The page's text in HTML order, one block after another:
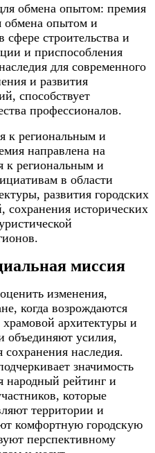
обмена опытом: премия
обмена опытом и
строительства и
и приспособления
для современного
и развития
способствует
профессионалов.
к региональным и
направлена на
к региональным и
в области
развития городских
сохранения исторических
миссия
изменения,
когда возрождаются
архитектуры и
объединяют усилия,
сохранения наследия.
значимость
народный рейтинг и
которые
территории и
комфортную городскую
перспективному